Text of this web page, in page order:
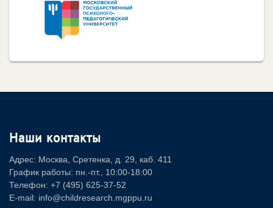
Наши контакты
Адрес: Москва, Сретенка, д. 29, каб. 411
График работы: пн.-пт., 10:00-18:00
Телефон: +7 (495) 625-37-52
E-mail: info@childresearch.mgppu.ru